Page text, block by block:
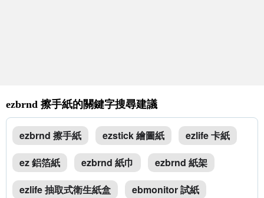
ezbrnd 擦手紙的關鍵字搜尋建議
ezbrnd 擦手紙 ezstick 繪圖紙
ezlife 卡紙
ez 鋁箔紙
ezbrnd 紙巾
ezbrnd 紙架
ezlife 抽取式衛生紙盒
ebmonitor 試紙